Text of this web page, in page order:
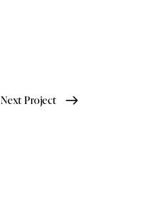
Next Project